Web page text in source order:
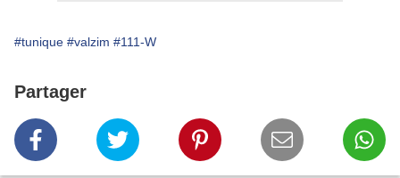
#tunique #valzim #111-W
Partager